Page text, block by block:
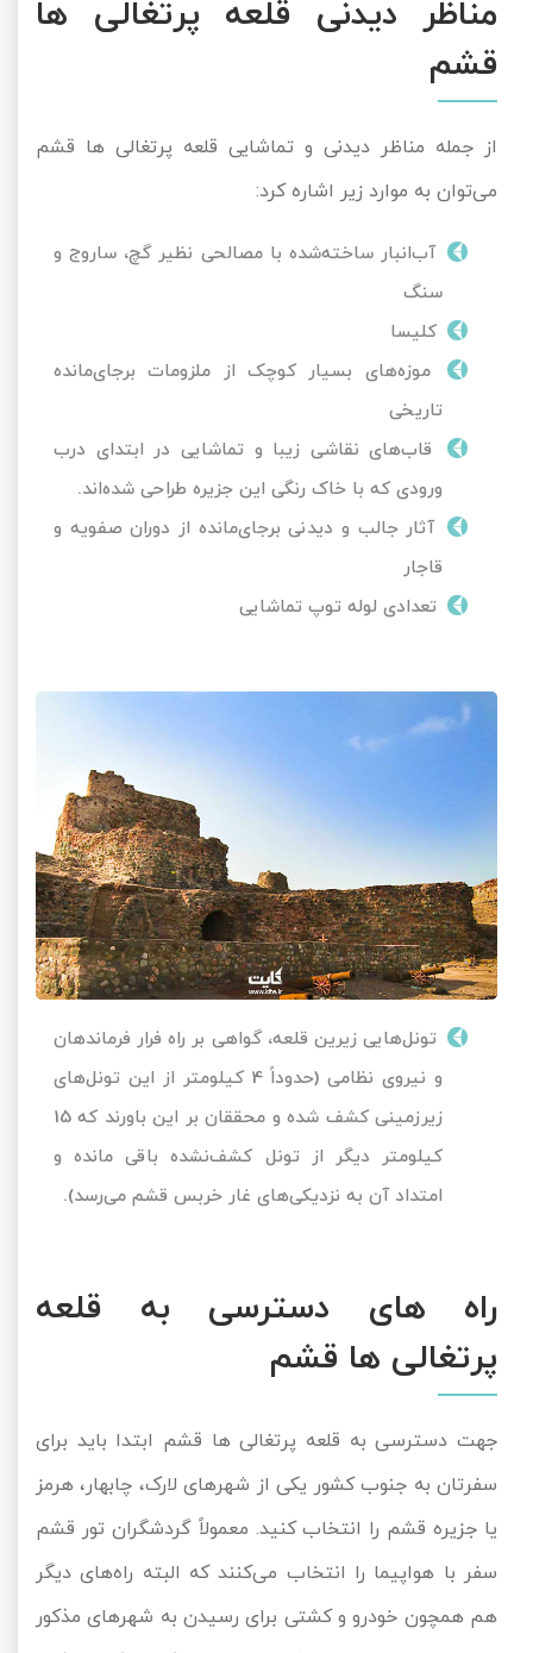
مناظر دیدنی قلعه پرتغالی ها
قشم
از جمله مناظر دیدنی و تماشایی قلعه پرتغالی ها قشم
می‌توان به موارد زیر اشاره کرد:
آب‌انبار ساخته‌شده با مصالحی نظیر گچ، ساروج و
سنگ
کلیسا
موزه‌های بسیار کوچک از ملزومات برجای‌مانده
تاریخی
قاب‌های نقاشی زیبا و تماشایی در ابتدای درب
ورودی که با خاک رنگی این جزیره طراحی شده‌اند.
آثار جالب و دیدنی برجای‌مانده از دوران صفویه و
قاجار
تعدادی لوله توپ تماشایی
تونل‌هایی زیرین قلعه، گواهی بر راه فرار فرماندهان
و نیروی نظامی (حدوداً 4 کیلومتر از این تونل‌های
زیرزمینی کشف شده و محققان بر این باورند که 15
کیلومتر دیگر از تونل کشف‌نشده باقی مانده و
امتداد آن به نزدیکی‌های غار خربس قشم می‌رسد).
راه های دسترسی به قلعه
پرتغالی ها قشم
جهت دسترسی به قلعه پرتغالی ها قشم ابتدا باید برای
سفرتان به جنوب کشور یکی از شهرهای لارک، چابهار، هرمز
یا جزیره قشم را انتخاب کنید. معمولاً گردشگران تور قشم
سفر با هواپیما را انتخاب می‌کنند که البته‌‎ راه‌های دیگر
هم همچون خودرو و کشتی برای رسیدن به شهرهای مذکور